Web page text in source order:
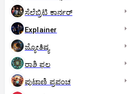
ಸೆಲೆಬ್ರಿಟಿ ಕಾರ್ನರ್‌
Explainer
ಜ್ಯೋತಿಷ್ಯ
ರಾಶಿ ಫಲ
ಪುಟಾಣಿ ಪ್ರಪಂಚ